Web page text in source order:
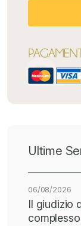
Ultime
06/08/2026
Il giudizio
complesso